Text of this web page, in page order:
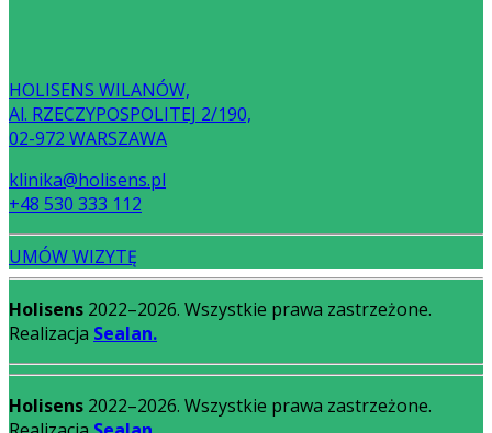
HOLISENS WILANÓW,
Al. RZECZYPOSPOLITEJ 2/190,
02-972 WARSZAWA
klinika@holisens.pl
+48 530 333 112
UMÓW WIZYTĘ
Holisens 2022–2026. Wszystkie prawa zastrzeżone.
Realizacja Sealan.
Holisens 2022–2026. Wszystkie prawa zastrzeżone.